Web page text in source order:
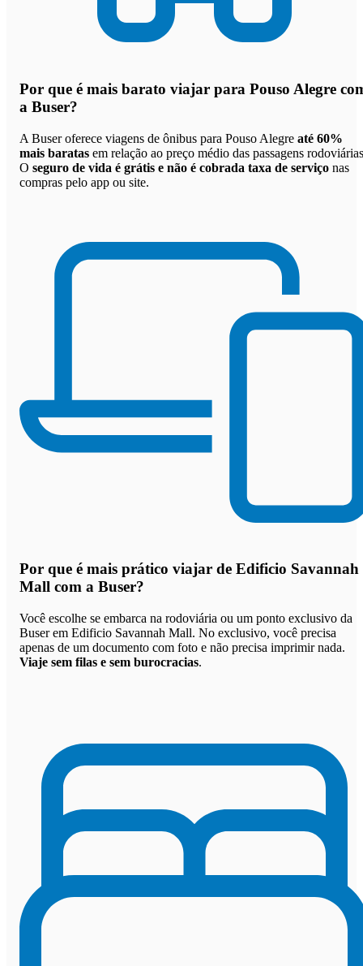
Por que é mais barato viajar para Pouso Alegre
a Buser?
A Buser oferece viagens de ônibus para Pouso Alegre até 60%
mais baratas em relação ao preço médio das passagens
O seguro de vida é grátis e não é cobrada taxa de serviço nas
compras pelo app ou site.
Por que é mais prático viajar de Edificio Savannah
Mall com a Buser?
Você escolhe se embarca na rodoviária ou um ponto exclusivo da
Buser em Edificio Savannah Mall. No exclusivo, você precisa
apenas de um documento com foto e não precisa imprimir nada.
Viaje sem filas e sem burocracias.